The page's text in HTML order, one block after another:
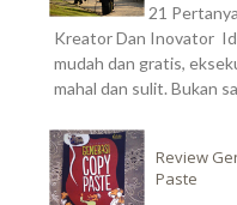
21
Kreator Dan Inovator
mudah dan gratis,
mahal dan sulit. Bukan
Review
Paste